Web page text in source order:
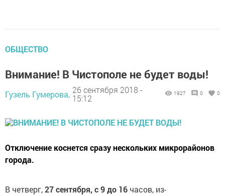
ОБЩЕСТВО
Внимание! В Чистополе не будет воды!
Гузель Гумерова, 26 сентября 2018 -
15:12
1927 0 0
Отключение коснется сразу нескольких микрорайонов
города.
В четверг,27 сентября, с 9 до 16 часов, из-